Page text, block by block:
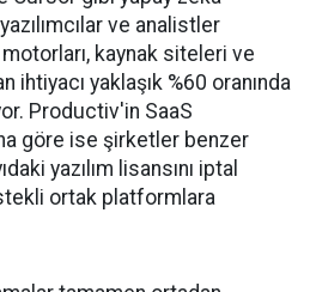
ve analistler
kaynak siteleri ve
ihtiyacı yaklaşık %60 oranında
Productiv'in SaaS
göre ise şirketler benzer
yazılım lisansını iptal
ortak platformlara